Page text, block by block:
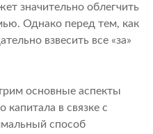
значительно облегчить
Однако перед тем, как
взвесить все «за»
основные аспекты
капитала в связке с
способ